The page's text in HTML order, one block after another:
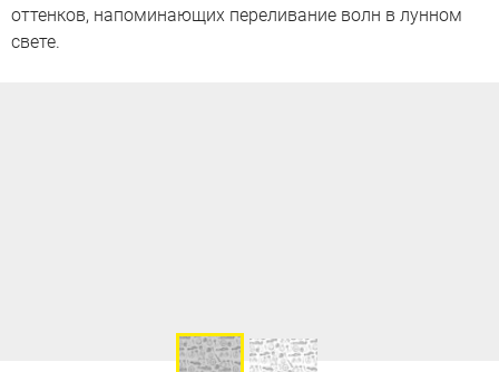
оттенков, напоминающих переливание волн в лунном
свете.